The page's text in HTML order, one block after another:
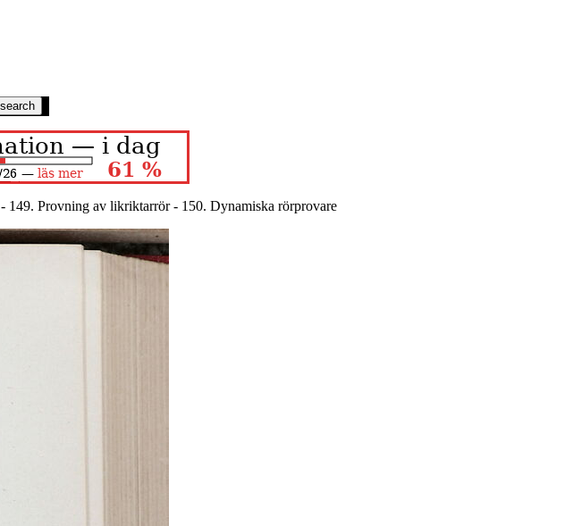
- 149. Provning av likriktarrör - 150. Dynamiska rörprovare